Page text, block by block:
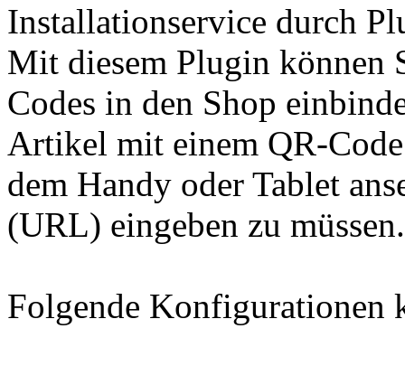
Installationservice durch
Mit diesem Plugin können
Codes in den Shop
Artikel mit einem QR-
dem Handy oder Tablet
(URL) eingeben zu müssen.
Folgende Konfigurationen